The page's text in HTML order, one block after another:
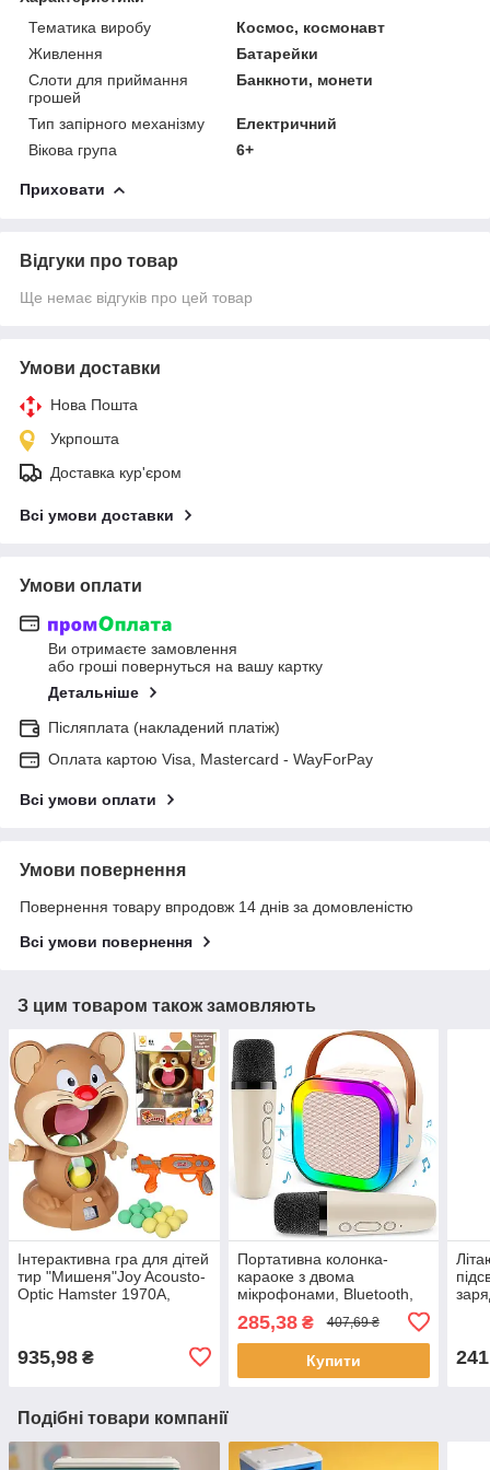
Тематика виробу
Космос, космонавт
Живлення
Батарейки
Слоти для приймання
грошей
Банкноти, монети
Тип запірного механізму
Електричний
Вікова група
6+
Приховати
Відгуки про товар
Ще немає відгуків про цей товар
Умови доставки
Нова Пошта
Укрпошта
Доставка кур'єром
Всі умови доставки
Умови оплати
Ви отримаєте замовлення
або гроші повернуться на вашу картку
Детальніше
Післяплата (накладений платіж)
Оплата картою Visa, Mastercard - WayForPay
Всі умови оплати
Умови повернення
Повернення товару впродовж 14 днів за домовленістю
Всі умови повернення
З цим товаром також замовляють
Інтерактивна гра для дітей
тир "Мишеня"Joy Acousto-
Optic Hamster 1970A,
935,98 ₴
Портативна колонка-
караоке з двома
мікрофонами, Bluetooth,
Дитяча колонка блютуз
285,38₴ 407,69 ₴
Купити
Подібні товари компанії